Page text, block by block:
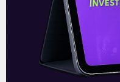
2T26
READ MORE »